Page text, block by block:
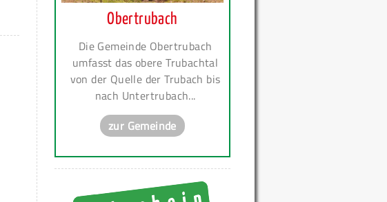
Obertrubach
Die Gemeinde Obertrubach
umfasst das obere Trubachtal
von der Quelle der Trubach bis
nach Untertrubach...
zur Gemeinde